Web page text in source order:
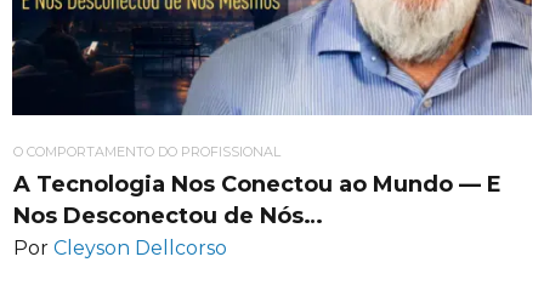
O COMPORTAMENTO DO PROFISSIONAL
A Tecnologia Nos Conectou ao Mundo — E
Nos Desconectou de Nós…
Por Cleyson Dellcorso